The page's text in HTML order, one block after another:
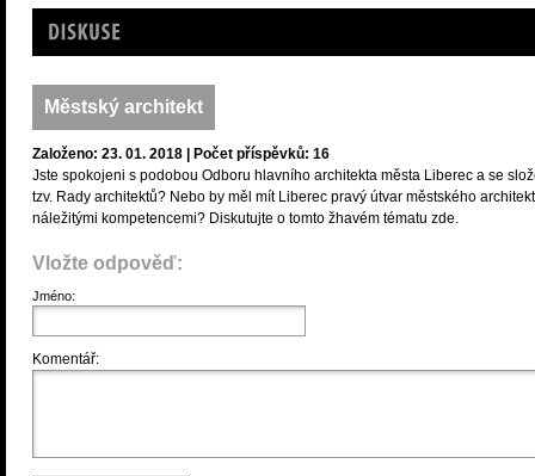
Diskuse
Městský architekt
Založeno: 23. 01. 2018 | Počet příspěvků: 16
Jste spokojeni s podobou Odboru hlavního architekta města Liberec a se
tzv. Rady architektů? Nebo by měl mít Liberec pravý útvar městského
náležitými kompetencemi? Diskutujte o tomto žhavém tématu zde.
Vložte odpověď:
Jméno:
Komentář: